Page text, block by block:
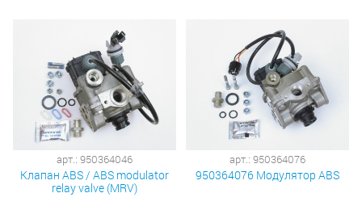
арт.: 950364046
Клапан ABS / ABS modulator
relay valve (MRV)
арт.: 950364076
950364076 Модулятор ABS